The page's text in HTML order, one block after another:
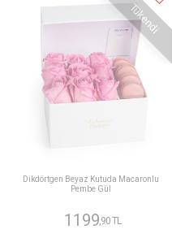
Tükendi
Dikdörtgen Beyaz Kutuda Macaronlu
Pembe Gül
1199,90 TL